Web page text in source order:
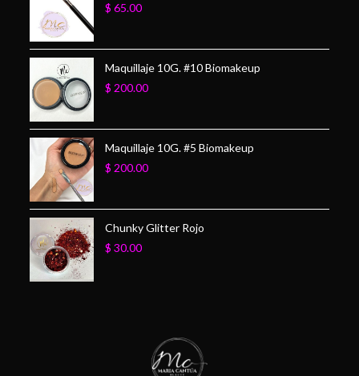
$ 65.00
Maquillaje 10G. #10 Biomakeup
$ 200.00
Maquillaje 10G. #5 Biomakeup
$ 200.00
Chunky Glitter Rojo
$ 30.00